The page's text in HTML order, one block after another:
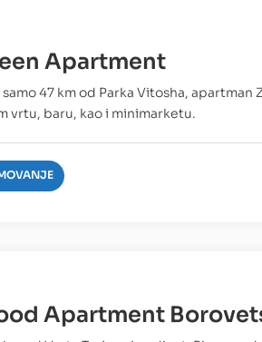
Apartment
47 km od Parka Vitosha,
vrtu, baru, kao i minimarketu.
Apartment